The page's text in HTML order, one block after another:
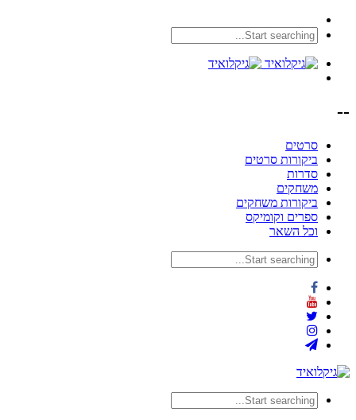
--
סרטים
ביקורות סרטים
סדרות
משחקים
ביקורות משחקים
ספרים וקומיקס
וכל השאר